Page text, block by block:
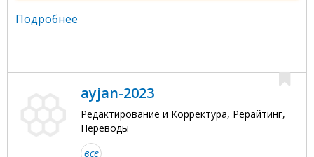
Подробнее
ayjan-2023
Редактирование и Корректура, Рерайтинг,
Переводы
все